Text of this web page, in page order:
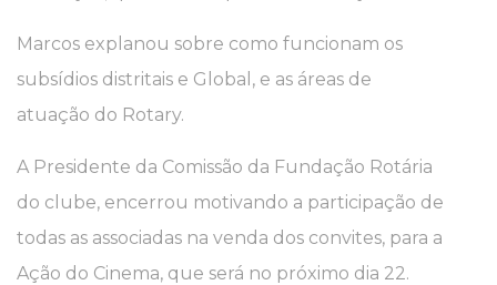
Marcos explanou sobre como funcionam os
subsídios distritais e Global, e as áreas de
atuação do Rotary.
A Presidente da Comissão da Fundação Rotária
do clube, encerrou motivando a participação de
todas as associadas na venda dos convites, para a
Ação do Cinema, que será no próximo dia 22.